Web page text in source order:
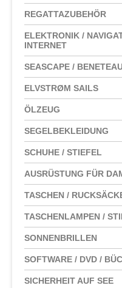
REGATTAZUBEHÖR
ELEKTRONIK /
INTERNET
SEASCAPE /
ELVSTRØM SAILS
ÖLZEUG
SEGELBEKLEIDUNG
SCHUHE / STIEFEL
AUSRÜSTUNG FÜR
TASCHEN /
TASCHENLAMPEN /
SONNENBRILLEN
SOFTWARE / DVD /
SICHERHEIT AUF SEE